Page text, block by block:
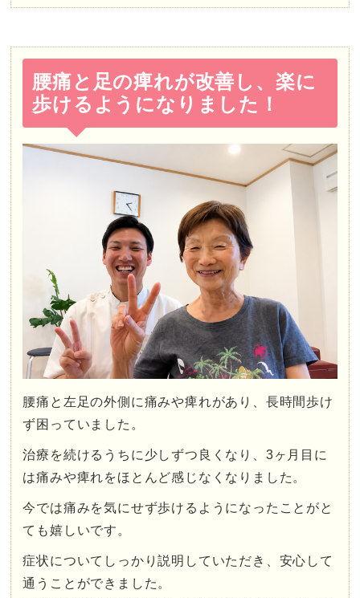
腰痛と足の痺れが改善し、楽に
歩けるようになりました！
腰痛と左足の外側に痛みや痺れがあり、長時間歩け
ず困っていました。
治療を続けるうちに少しずつ良くなり、3ヶ月目に
は痛みや痺れをほとんど感じなくなりました。
今では痛みを気にせず歩けるようになったことがと
ても嬉しいです。
症状についてしっかり説明していただき、安心して
通うことができました。